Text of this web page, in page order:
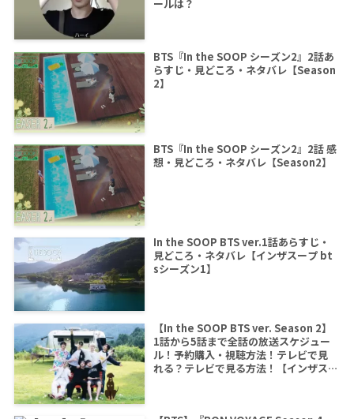
ールは？
BTS『In the SOOP シーズン2』2話あ
らすじ・見どころ・ネタバレ【Season
2】
BTS『In the SOOP シーズン2』2話 感
想・見どころ・ネタバレ【Season2】
In the SOOP BTS ver.1話あらすじ・
見どころ・ネタバレ【インザスープ bt
sシーズン1】
【In the SOOP BTS ver. Season 2】
1話から5話まで全話の放送スケジュー
ル！予約購入・視聴方法！テレビで見
れる？テレビで見る方法！【インザス